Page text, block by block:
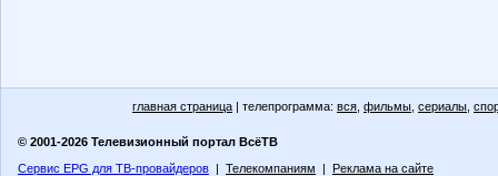
главная страница | телепрограмма: вся фильмы сериалы
© 2001-2026 Телевизионный портал ВсёТВ
Сервис EPG для ТВ-провайдеров | Телекомпаниям | Реклама на сайте